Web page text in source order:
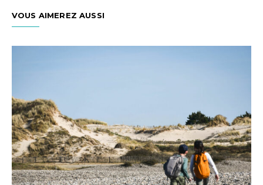
VOUS AIMEREZ AUSSI